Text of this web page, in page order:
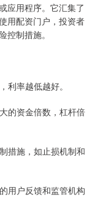
应用程序。它汇集了
用配资门户，投资者
制措施。
利率越低越好。
的资金倍数，杠杆倍
措施，如止损机制和
用户反馈和监管机构